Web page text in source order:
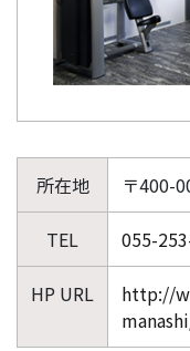
所在地 〒400-
TEL 055-
HP URL
http://